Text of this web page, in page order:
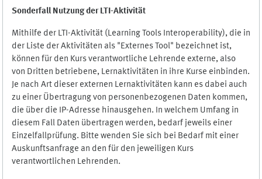
Sonderfall Nutzung der LTI-Aktivität
Mithilfe der LTI-Aktivität (Learning Tools Interoperability), die in
der Liste der Aktivitäten als "Externes Tool" bezeichnet ist,
können für den Kurs verantwortliche Lehrende externe, also
von Dritten betriebene, Lernaktivitäten in ihre Kurse einbinden.
Je nach Art dieser externen Lernaktivitäten kann es dabei auch
zu einer Übertragung von personenbezogenen Daten kommen,
die über die IP-Adresse hinausgehen. In welchem Umfang in
diesem Fall Daten übertragen werden, bedarf jeweils einer
Einzelfallprüfung. Bitte wenden Sie sich bei Bedarf mit einer
Auskunftsanfrage an den für den jeweiligen Kurs
verantwortlichen Lehrenden.